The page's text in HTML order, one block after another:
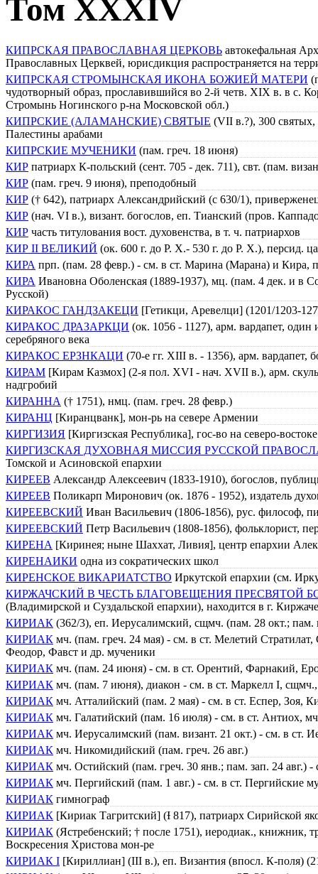
Том XXXIV
КИПРСКАЯ ПРАВОСЛАВНАЯ ЦЕРКОВЬ автокефальная
Православных Церквей, юрисдикция распространяется на
КИПРСКАЯ СТРОМЫНСКАЯ ИКОНА БОЖИЕЙ МАТЕРИ
чудотворный образ, прославившийся во 2-й четв. XIX в. в с.
Стромынь Ногинского р-на Московской обл.)
КИПРСКИЕ (АЛАМАНСКИЕ) СВЯТЫЕ (VII в.?), 300 святых,
Палестины арабами
КИПРСКИЕ МУЧЕНИКИ (пам. греч. 18 июня)
КИР патриарх К-польский (сент. 705 - дек. 711), свт. (пам.
КИР (пам. греч. 9 июня), преподобный
КИР († 642), патриарх Александрийский (c 630/1),
КИР (нач. VI в.), визант. богослов, еп. Тианский (пров.
КИР часть титулования вост. духовенства, в т. ч. патриархов
КИР II ВЕЛИКИЙ (ок. 600 г. до Р. Х.- 530 г. до Р. Х.), персид.
КИРА прп. (пам. 28 февр.) - см. в ст. Марина (Марана) и Кира,
КИРА Ивановна Оболенская (1889-1937), мц. (пам. 4 дек. и в
Русской)
КИРАКОС ГАНДЗАКЕЦИ [Гетикци, Аревелци] (1201/1203-
КИРАКОС ДРАЗАРКЦИ (ок. 1056 - 1127), арм. вардапет,
серебряного века
КИРАКОС ЕРЗНКАЦИ (70-е гг. XIII в. - 1356), арм. вардапет,
КИРАМ [Кирам Казмох] (2-я пол. XVI - нач. XVII в.), арм.
надгробий
КИРАННА († 1751), нмц. (пам. греч. 28 февр.)
КИРАНЦ [Киранцванк], мон-рь на севере Армении
КИРГИЗИЯ [Киргизская Республика], гос-во на северо-
КИРГИЗСКАЯ ДУХОВНАЯ МИССИЯ РУССКОЙ
Томской и Асиновской епархии
КИРЕЕВ Александр Алексеевич (1833-1910), богослов,
КИРЕЕВ Поликарп Миронович (ок. 1876 - 1952), издатель
КИРЕЕВСКИЙ Иван Васильевич (1806-1856), рус. философ,
КИРЕЕВСКИЙ Петр Васильевич (1808-1856), фольклорист,
КИРЕНА [Киринея; ныне Шаххат, Ливия], центр епархии
КИРЕНАИКИ одна из сократических школ
КИРЕНСКОЕ ВИКАРИАТСТВО Иркутской епархии (см.
КИРЖАЧСКИЙ В ЧЕСТЬ БЛАГОВЕЩЕНИЯ ПРЕСВЯТОЙ
(Владимирской и Суздальской епархии), находится в г.
КИРИАК (362/3), еп. Иерусалимский, сщмч. (пам. 28 окт.; пам.
КИРИАК мч. (пам. греч. 24 мая) - см. в ст. Мелетий
Феодор, Фавст и др. мученики
КИРИАК мч. (пам. 24 июня) - см. в ст. Орентий, Фарнакий,
КИРИАК мч. (пам. 7 июня), диакон - см. в ст. Маркелл I,
КИРИАК мч. Атталийский (пам. 2 мая) - см. в ст. Еспер, Зоя,
КИРИАК мч. Галатийский (пам. 16 июля) - см. в ст. Антиох,
КИРИАК мч. Иерусалимский (пам. визант. 21 окт.) - см. в ст.
КИРИАК мч. Никомидийский (пам. греч. 26 авг.)
КИРИАК мч. Остийский (пам. греч. 30 янв.; пам. зап. 24 авг.)
КИРИАК мч. Пергийский (пам. 1 авг.) - см. в ст. Пергийские
КИРИАК гимнограф
КИРИАК [Кириак Тагритский] (Ɨ 817), патриарх Сирийской
КИРИАК (Ястребенский; † после 1751), иеродиак., книжник,
Воскресения Христова мон-ре
КИРИАК I [Кириллиан] (III в.), еп. Византия (впосл. К-поля)